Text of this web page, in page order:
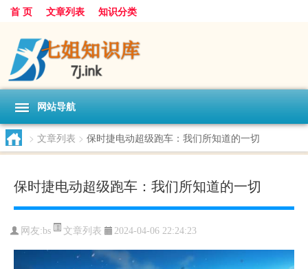
首 页 文章列表 知识分类
网站导航
> 文章列表 > 保时捷电动超级跑车：我们所知道的一切
保时捷电动超级跑车：我们所知道的一切
网友:bs 文章列表 2024-04-06 22:24:23